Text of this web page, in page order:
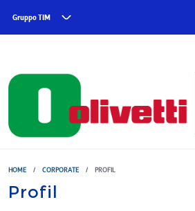
Gruppo TIM
HOME / CORPORATE / PROFIL
Profil